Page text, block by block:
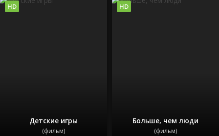
Детские игры
(фильм)
HD
Больше, чем люди
(фильм)
HD